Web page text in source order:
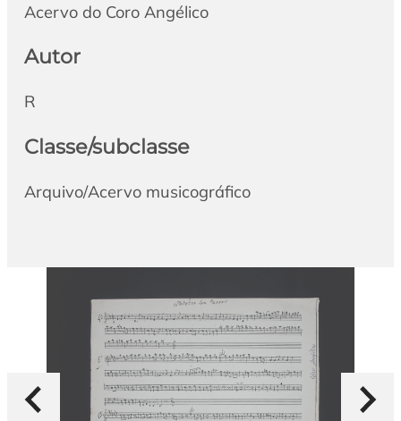
Acervo do Coro Angélico
Autor
R
Classe/subclasse
Arquivo/Acervo musicográfico